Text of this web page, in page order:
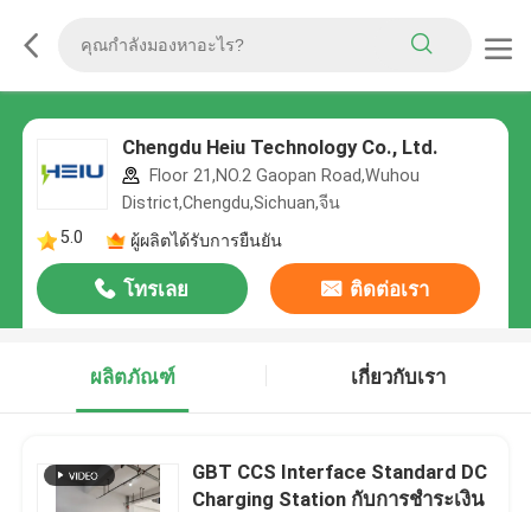
Chengdu Heiu Technology Co., Ltd.
Floor 21,NO.2 Gaopan Road,Wuhou
District,Chengdu,Sichuan,จีน
5.0
ผู้ผลิตได้รับการยืนยัน
โทรเลย ติดต่อเรา
ผลิตภัณฑ์ เกี่ยวกับเรา
GBT CCS Interface Standard DC
Charging Station กับการชําระเงิน